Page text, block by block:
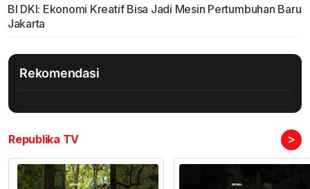
BI DKI: Ekonomi Kreatif Bisa Jadi Mesin Pertumbuhan Baru
Jakarta
Rekomendasi
Republika TV >